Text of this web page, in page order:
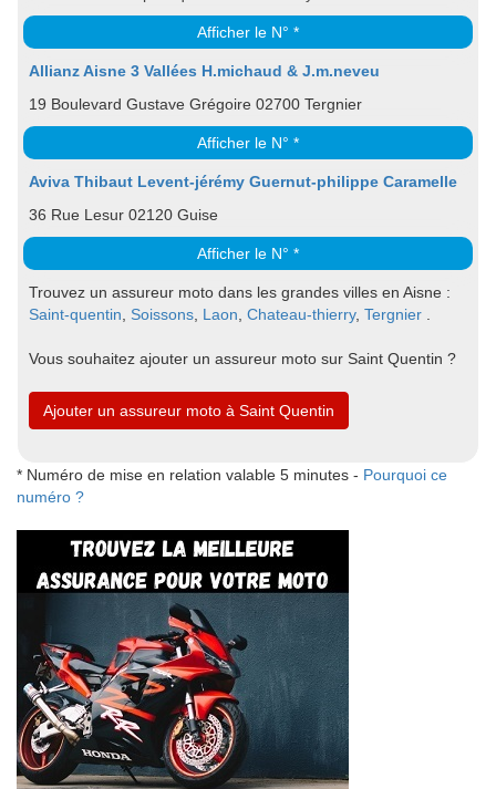
Afficher le N° *
Allianz Aisne 3 Vallées H.michaud & J.m.neveu
19 Boulevard Gustave Grégoire 02700 Tergnier
Afficher le N° *
Aviva Thibaut Levent-jérémy Guernut-philippe Caramelle
36 Rue Lesur 02120 Guise
Afficher le N° *
Trouvez un assureur moto dans les grandes villes en Aisne :
Saint-quentin
Soissons Laon Chateau-thierry, Tergnier
Vous souhaitez ajouter un assureur moto sur Saint Quentin ?
Ajouter un assureur moto à Saint Quentin
* Numéro de mise en relation valable 5 minutes - Pourquoi ce
numéro ?